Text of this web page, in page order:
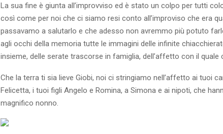
La sua fine è giunta all’improvviso ed è stato un colpo per tutti
così come per noi che ci siamo resi conto all’improviso che era
passavamo a salutarlo e che adesso non avremmo più potuto
agli occhi della memoria tutte le immagini delle infinite
insieme, delle serate trascorse in famiglia, dell’affetto con il quale
Che la terra ti sia lieve Giobi, noi ci stringiamo nell’affetto ai tuoi
Felicetta, i tuoi figli Angelo e Romina, a Simona e ai nipoti, che
magnifico nonno.